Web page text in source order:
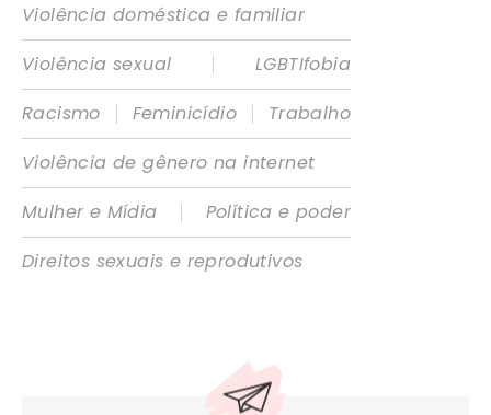
Violência doméstica e familiar
Violência sexual
|
LGBTIfobia
Racismo
| Feminicídio |
Trabalho
Violência de gênero na internet
Mulher e Mídia
|
Política e poder
Direitos sexuais e reprodutivos